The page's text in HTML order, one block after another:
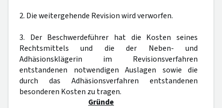
2. Die weitergehende Revision wird verworfen.
3. Der Beschwerdeführer hat die Kosten seines
Rechtsmittels und die der Neben- und
Adhäsionsklägerin im Revisionsverfahren
entstandenen notwendigen Auslagen sowie die
durch das Adhäsionsverfahren entstandenen
besonderen Kosten zu tragen.
Gründe